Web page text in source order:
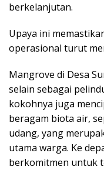
berkelanjutan.
Upaya ini
operasional turut
​Mangrove di Desa
selain sebagai
kokohnya juga
beragam biota air,
udang, yang
utama warga. Ke
berkomitmen untuk